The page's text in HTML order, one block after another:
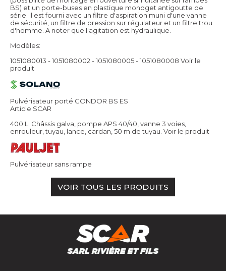
BS) et un porte-buses en plastique monoget antigoutte de
série. Il est fourni avec un filtre d'aspiration muni d'une vanne
de sécurité, un filtre de pression sur régulateur et un filtre trou
d'homme. A noter que l'agitation est hydraulique.
Modèles:
1051080013 - 1051080002 - 1051080005 - 1051080008 Voir le
produit
Pulvérisateur porté CONDOR BS ES
Article SCAR
400 L. Châssis galva, pompe APS 40/40, vanne 3 voies,
enrouleur, tuyau, lance, cardan, 50 m de tuyau. Voir le produit
Pulvérisateur sans rampe
VOIR TOUS LES PRODUITS